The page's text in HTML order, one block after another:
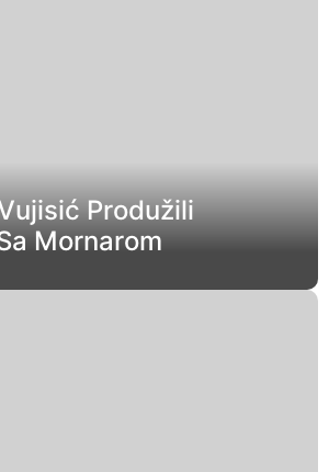
Produžili
Mornarom